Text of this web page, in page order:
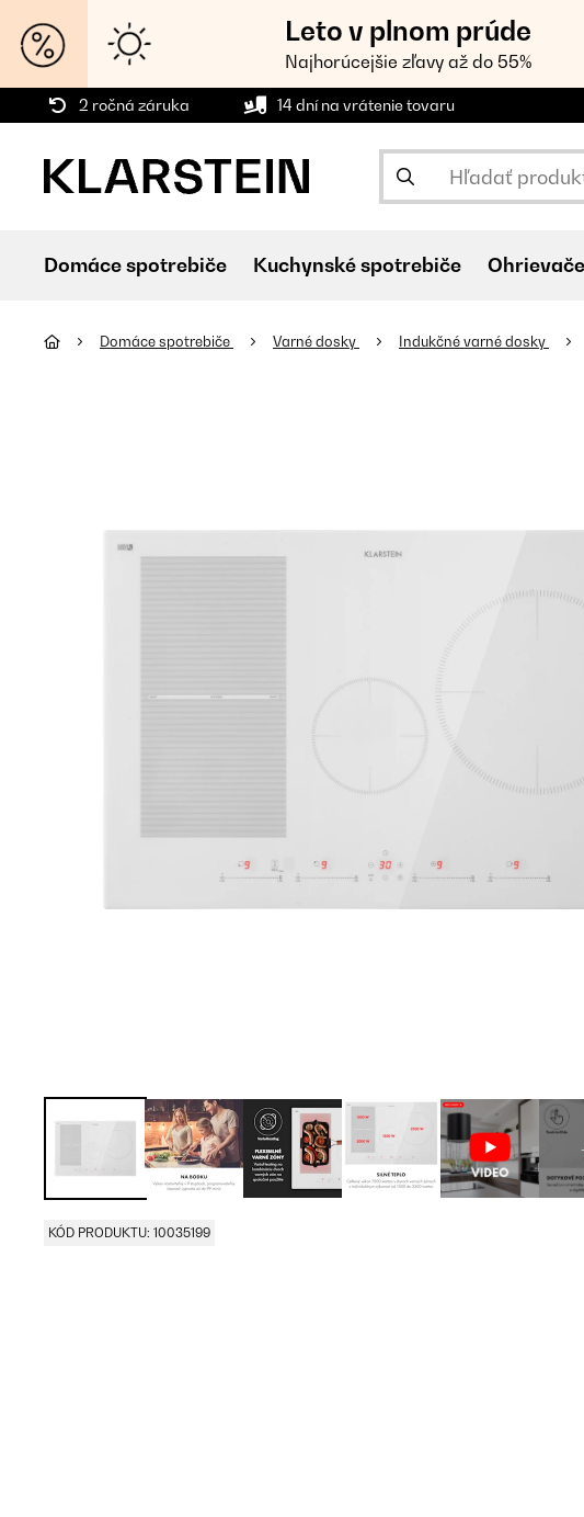
Leto v plnom prúde
Najhorúcejšie zľavy až do 55%
2 ročná záruka 14 dní na vrátenie tovaru
Domáce spotrebiče Kuchynské spotrebiče Ohrievače
Domáce spotrebiče Varné dosky Indukčné varné dosky
KÓD PRODUKTU: 10035199